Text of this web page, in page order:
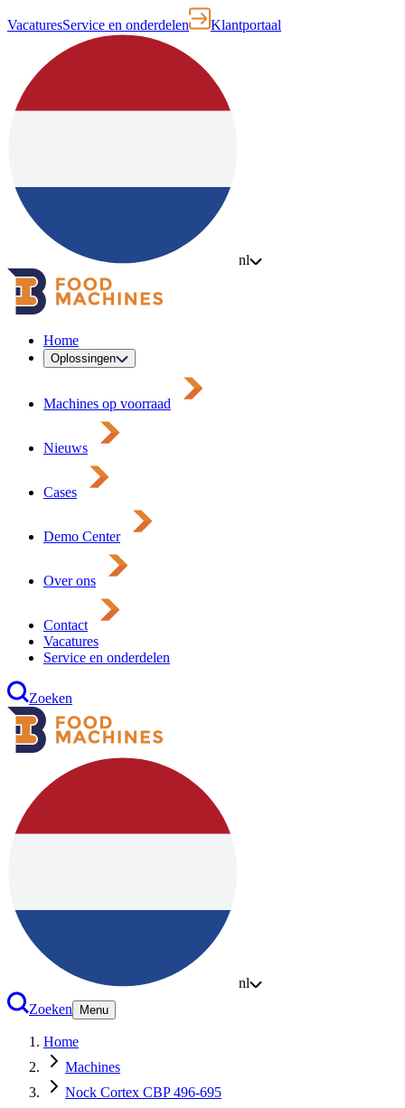
VacaturesService en onderdelen Klantportaal
nl
Home
Oplossingen
Machines op voorraad
Nieuws
Cases
Demo Center
Over ons
Contact
Vacatures
Service en onderdelen
Zoeken
nl
Zoeken
Menu
Home
Machines
Nock Cortex CBP 496-695